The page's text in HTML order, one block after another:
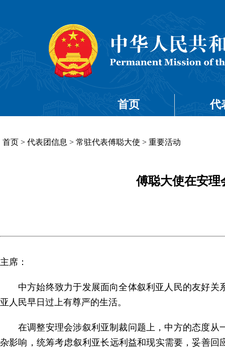
首页 代
首页 > 代表团信息 > 常驻代表傅聪大使 > 重要活动
傅聪大使在安理
主席：
中方始终致力于发展面向全体叙利亚人民的友好
亚人民早日过上有尊严的生活。
在调整安理会涉叙利亚制裁问题上，中方的态度
杂影响，统筹考虑叙利亚长远利益和现实需要，妥善